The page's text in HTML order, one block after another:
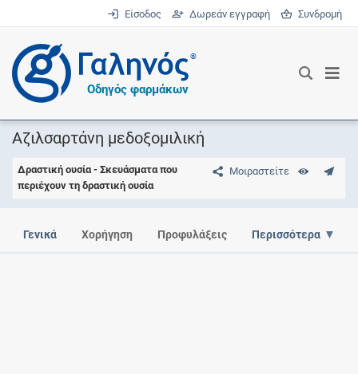
Είσοδος Δωρεάν εγγραφή Συνδρομή
®
Οδηγός φαρμάκων
Αζιλσαρτάνη μεδοξομιλική
Μοιραστείτε
Δραστική ουσία - Σκευάσματα που
περιέχουν τη δραστική ουσία
Γενικά Χορήγηση Προφυλάξεις Περισσότερα